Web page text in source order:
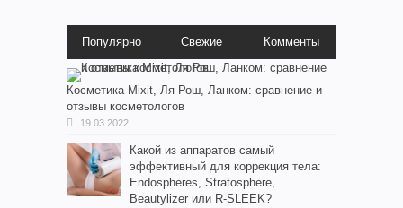
Популярно Свежие Комменты
Косметика Мixit, Ля Рош, Ланком: сравнение и
отзывы косметологов
19.03.2022
Какой из аппаратов самый
эффективный для коррекция тела:
Endospheres, Stratosphere,
Beautylizer или R-SLEEK?